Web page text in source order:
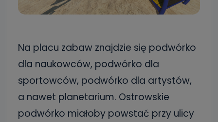
Na placu zabaw znajdzie się podwórko
dla naukowców, podwórko dla
sportowców, podwórko dla artystów,
a nawet planetarium. Ostrowskie
podwórko miałoby powstać przy ulicy